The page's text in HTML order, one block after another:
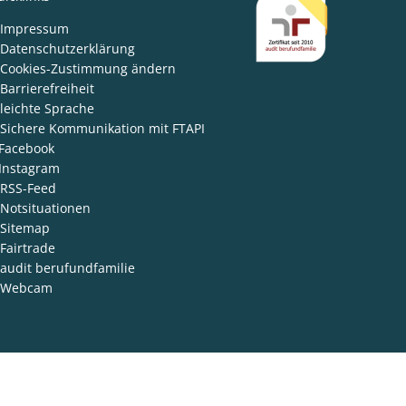
Impressum
Datenschutzerklärung
Cookies-Zustimmung ändern
Barrierefreiheit
leichte Sprache
Sichere Kommunikation mit FTAPI
Facebook
Instagram
RSS-Feed
Notsituationen
Sitemap
Fairtrade
audit berufundfamilie
Webcam